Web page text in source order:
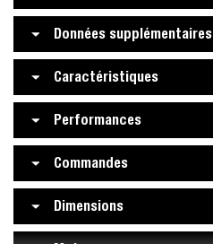
Données supplémentaires
Caractéristiques
Performances
Commandes
Dimensions